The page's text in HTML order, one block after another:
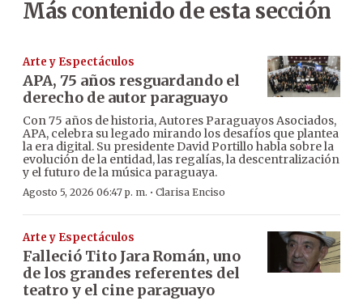
Más contenido de esta sección
Arte y Espectáculos
APA, 75 años resguardando el
derecho de autor paraguayo
Con 75 años de historia, Autores Paraguayos Asociados,
APA, celebra su legado mirando los desafíos que plantea
la era digital. Su presidente David Portillo habla sobre la
evolución de la entidad, las regalías, la descentralización
y el futuro de la música paraguaya.
Agosto 5, 2026 06:47 p. m. · Clarisa Enciso
Arte y Espectáculos
Falleció Tito Jara Román, uno
de los grandes referentes del
teatro y el cine paraguayo